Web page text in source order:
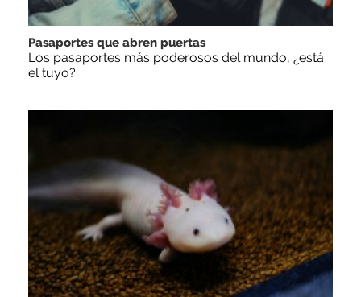
Pasaportes que abren puertas
Los pasaportes más poderosos del mundo, ¿está
el tuyo?